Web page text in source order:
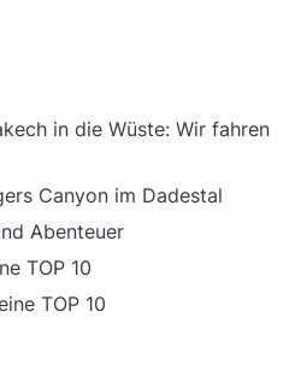
in die Wüste: Wir fahren
Canyon im Dadestal
Abenteuer
TOP 10
TOP 10